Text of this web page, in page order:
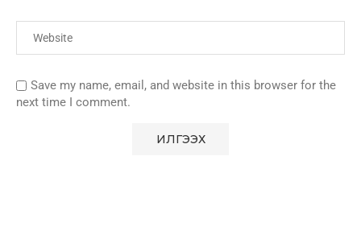
Save my name, email, and website in this browser for the
next time I comment.